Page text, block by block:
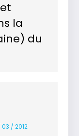
la
du
/ 2012